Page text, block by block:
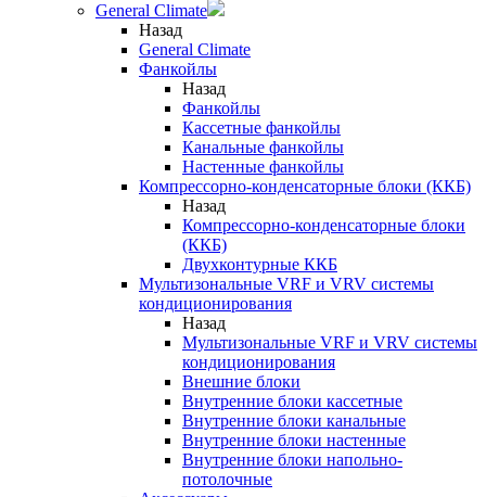
General Climate
Назад
General Climate
Фанкойлы
Назад
Фанкойлы
Кассетные фанкойлы
Канальные фанкойлы
Настенные фанкойлы
Компрессорно-конденсаторные блоки (ККБ)
Назад
Компрессорно-конденсаторные блоки
(ККБ)
Двухконтурные ККБ
Мультизональные VRF и VRV системы
кондиционирования
Назад
Мультизональные VRF и VRV системы
кондиционирования
Внешние блоки
Внутренние блоки кассетные
Внутренние блоки канальные
Внутренние блоки настенные
Внутренние блоки напольно-
потолочные